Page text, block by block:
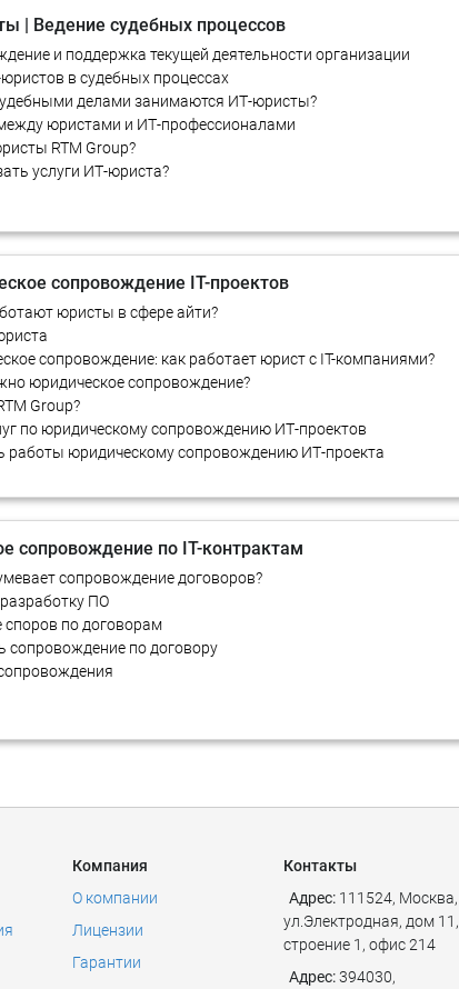
| Ведение судебных процессов
и поддержка текущей деятельности организации
юристов в судебных процессах
делами занимаются ИТ-юристы?
юристами и ИТ-профессионалами
RTM Group?
услуги ИТ-юриста?
сопровождение IT-проектов
юристы в сфере айти?
сопровождение: как работает юрист с IT-компаниями?
юридическое сопровождение?
Group?
по юридическому сопровождению ИТ-проектов
работы юридическому сопровождению ИТ-проекта
сопровождение по IT-контрактам
сопровождение договоров?
ПО
по договорам
сопровождение по договору
Компания
О компании
Лицензии
Гарантии
Контакты
Адрес: 111524, Москва,
ул.Электродная, дом 11,
строение 1, офис 214
Адрес:394030,